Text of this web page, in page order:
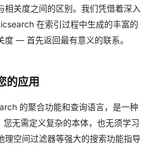
相关度之间的区别。我们凭借着深入
在索引过程中生成的丰富的
度 — 首先返回最有意义的联系。
的应用
的聚合功能和查询语言，是一种
无需定义复杂的本体，也无须学习
理空间过滤器等强大的搜索功能指导